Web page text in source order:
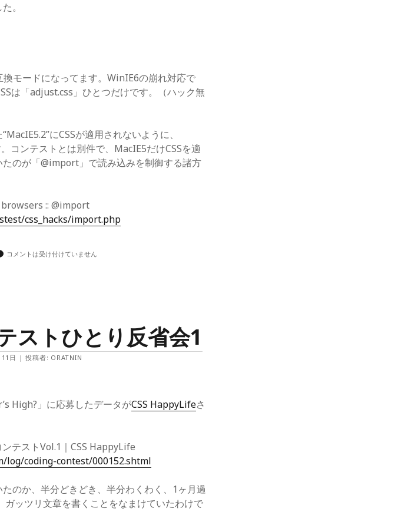
。
モードになってます。WinIE6の崩れ対応で
は「adjust.css」ひとつだけです。（ハック無
にCSSが適用されないように、
コンテストとは別件で、MacIE5だけCSSを適
のが「@import」で読み込みを制御する諸方
:: @import
css_hacks/import.php
コメントは受け付けていません
ストひとり反省会1
日 | 投稿者: ORATNIN
High?」に応募したデータがCSS HappyLifeさ
テストVol.1｜CSS HappyLife
log/coding-contest/000152.shtml
のか、半分どきどき、半分わくわく、1ヶ月過
ガッツリ文章を書くことをなまけていたわけで